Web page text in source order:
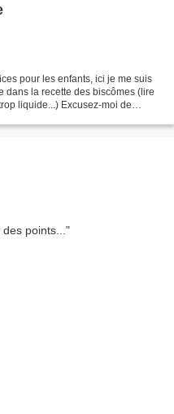
pour les enfants, ici je me suis
dans la recette des biscômes (lire
liquide...) Excusez-moi de